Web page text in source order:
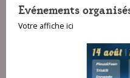
Evénements
Votre affiche ici